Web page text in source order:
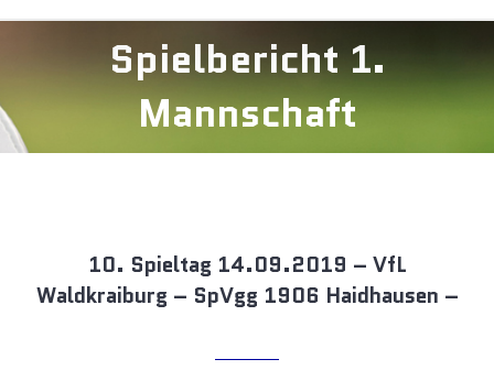
Spielbericht 1.
Mannschaft
10. Spieltag 14.09.2019 – VfL
Waldkraiburg – SpVgg 1906 Haidhausen –